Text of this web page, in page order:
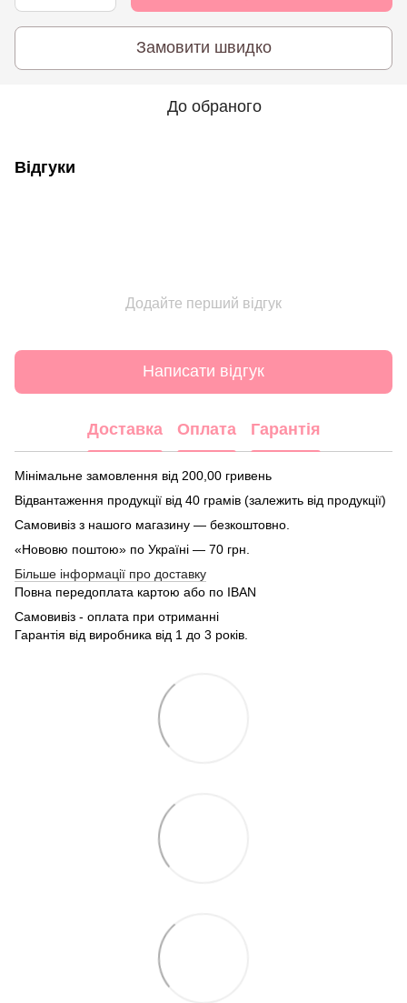
Замовити швидко
До обраного
Відгуки
Додайте перший відгук
Написати відгук
Доставка Оплата Гарантія
Мінімальне замовлення від 200,00 гривень
Відвантаження продукції від 40 грамів (залежить від продукції)
Самовивіз з нашого магазину — безкоштовно.
«Нововю поштою» по Україні — 70 грн.
Більше інформації про доставку
Повна передоплата картою або по IBAN
Самовивіз - оплата при отриманні
Гарантія від виробника від 1 до 3 років.